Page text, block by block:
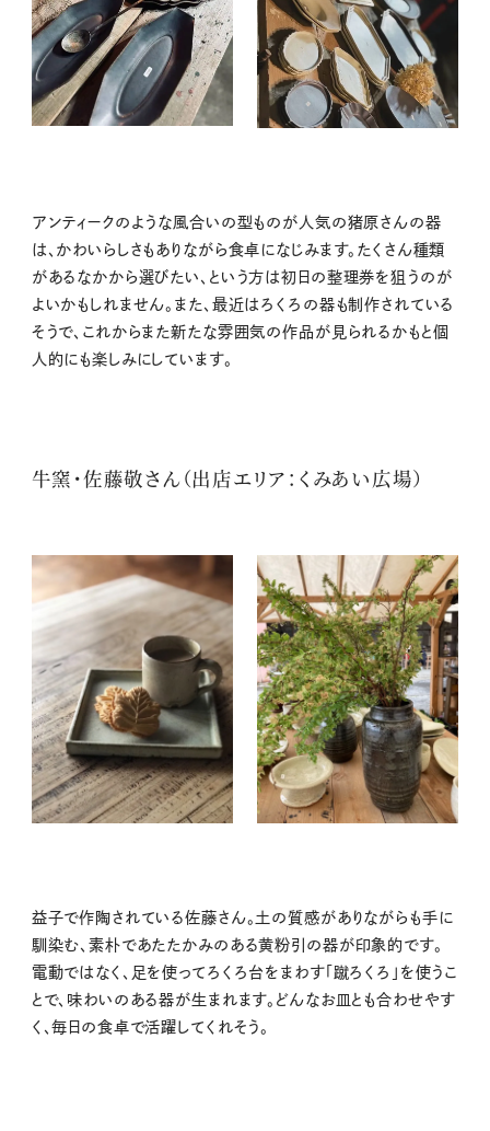
アンティークのような風合いの型ものが人気の猪原さんの器
は、かわいらしさもありながら食卓になじみます。たくさん種類
があるなかから選びたい、という方は初日の整理券を狙うのが
よいかもしれません。また、最近はろくろの器も制作されている
そうで、これからまた新たな雰囲気の作品が見られるかもと個
人的にも楽しみにしています。
牛窯・佐藤敬さん（出店エリア：くみあい広場）
益子で作陶されている佐藤さん。土の質感がありながらも手に
馴染む、素朴であたたかみのある黄粉引の器が印象的です。
電動ではなく、足を使ってろくろ台をまわす「蹴ろくろ」を使うこ
とで、味わいのある器が生まれます。どんなお皿とも合わせやす
く、毎日の食卓で活躍してくれそう。